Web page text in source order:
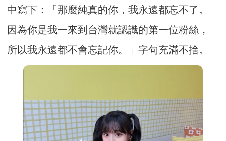
中寫下：「那麼純真的你，我永遠都忘不了。
因為你是我一來到台灣就認識的第一位粉絲，
所以我永遠都不會忘記你。」字句充滿不捨。